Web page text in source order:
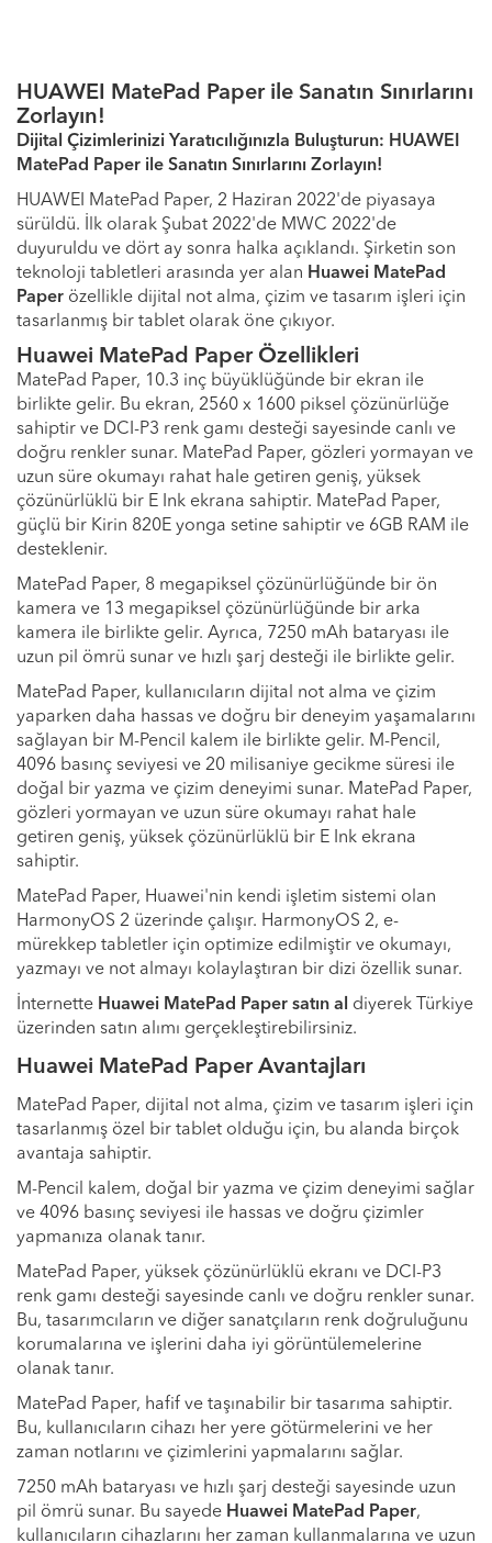
HUAWEI MatePad Paper ile Sanatın Sınırlarını
Zorlayın!
Dijital Çizimlerinizi Yaratıcılığınızla Buluşturun: HUAWEI
MatePad Paper ile Sanatın Sınırlarını Zorlayın!
HUAWEI MatePad Paper, 2 Haziran 2022'de piyasaya
sürüldü. İlk olarak Şubat 2022'de MWC 2022'de
duyuruldu ve dört ay sonra halka açıklandı. Şirketin son
teknoloji tabletleri arasında yer alan Huawei MatePad
Paper özellikle dijital not alma, çizim ve tasarım işleri için
tasarlanmış bir tablet olarak öne çıkıyor.
Huawei MatePad Paper Özellikleri
MatePad Paper, 10.3 inç büyüklüğünde bir ekran ile
birlikte gelir. Bu ekran, 2560 x 1600 piksel çözünürlüğe
sahiptir ve DCI-P3 renk gamı desteği sayesinde canlı ve
doğru renkler sunar. MatePad Paper, gözleri yormayan ve
uzun süre okumayı rahat hale getiren geniş, yüksek
çözünürlüklü bir E Ink ekrana sahiptir. MatePad Paper,
güçlü bir Kirin 820E yonga setine sahiptir ve 6GB RAM ile
desteklenir.
MatePad Paper, 8 megapiksel çözünürlüğünde bir ön
kamera ve 13 megapiksel çözünürlüğünde bir arka
kamera ile birlikte gelir. Ayrıca, 7250 mAh bataryası ile
uzun pil ömrü sunar ve hızlı şarj desteği ile birlikte gelir.
MatePad Paper, kullanıcıların dijital not alma ve çizim
yaparken daha hassas ve doğru bir deneyim yaşamalarını
sağlayan bir M-Pencil kalem ile birlikte gelir. M-Pencil,
4096 basınç seviyesi ve 20 milisaniye gecikme süresi ile
doğal bir yazma ve çizim deneyimi sunar. MatePad Paper,
gözleri yormayan ve uzun süre okumayı rahat hale
getiren geniş, yüksek çözünürlüklü bir E Ink ekrana
sahiptir.
MatePad Paper, Huawei'nin kendi işletim sistemi olan
HarmonyOS 2 üzerinde çalışır. HarmonyOS 2, e-
mürekkep tabletler için optimize edilmiştir ve okumayı,
yazmayı ve not almayı kolaylaştıran bir dizi özellik sunar.
İnternette Huawei MatePad Paper satın al
diyerek Türkiye
üzerinden satın alımı gerçekleştirebilirsiniz.
Huawei MatePad Paper Avantajları
MatePad Paper, dijital not alma, çizim ve tasarım işleri için
tasarlanmış özel bir tablet olduğu için, bu alanda birçok
avantaja sahiptir.
M-Pencil kalem, doğal bir yazma ve çizim deneyimi sağlar
ve 4096 basınç seviyesi ile hassas ve doğru çizimler
yapmanıza olanak tanır.
MatePad Paper, yüksek çözünürlüklü ekranı ve DCI-P3
renk gamı desteği sayesinde canlı ve doğru renkler sunar.
Bu, tasarımcıların ve diğer sanatçıların renk doğruluğunu
korumalarına ve işlerini daha iyi görüntülemelerine
olanak tanır.
MatePad Paper, hafif ve taşınabilir bir tasarıma sahiptir.
Bu, kullanıcıların cihazı her yere götürmelerini ve her
zaman notlarını ve çizimlerini yapmalarını sağlar.
7250 mAh bataryası ve hızlı şarj desteği sayesinde uzun
pil ömrü sunar. Bu sayede Huawei MatePad Paper,
kullanıcıların cihazlarını her zaman kullanmalarına ve uzun